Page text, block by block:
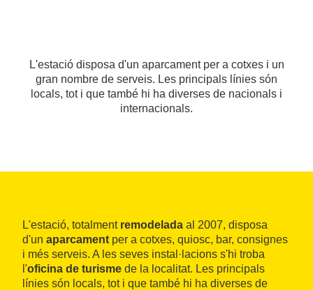
L'estació disposa d'un aparcament per a cotxes i un
gran nombre de serveis. Les principals línies són
locals, tot i que també hi ha diverses de nacionals i
internacionals.
L'estació, totalment remodelada al 2007, disposa
d'un aparcament per a cotxes, quiosc, bar, consignes
i més serveis. A les seves instal·lacions s'hi troba
l'oficina de turisme de la localitat. Les principals
línies són locals, tot i que també hi ha diverses de